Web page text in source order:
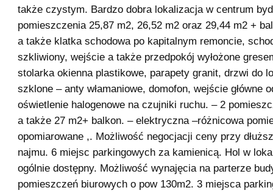
także czystym. Bardzo dobra lokalizacja w centrum
pomieszczenia 25,87 m2, 26,52 m2 oraz 29,44 m2 +
a także klatka schodowa po kapitalnym remoncie,
szkliwiony, wejście a także przedpokój wyłożone
stolarka okienna plastikowe, parapety granit, drzwi do
szklone – anty włamaniowe, domofon, wejście główne
oświetlenie halogenowe na czujniki ruchu. – 2
a także 27 m2+ balkon. – elektryczna –różnicowa
opomiarowane ,. Możliwość negocjacji ceny przy
najmu. 6 miejsc parkingowych za kamienicą. Hol w
ogólnie dostępny. Możliwość wynajęcia na parterze
pomieszczeń biurowych o pow 130m2. 3 miejsca